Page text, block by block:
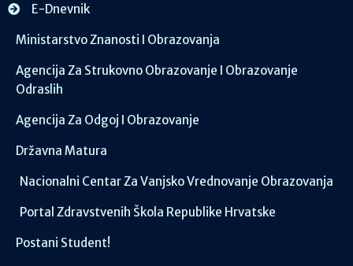
E-Dnevnik
Ministarstvo Znanosti I Obrazovanja
Agencija Za Strukovno Obrazovanje I Obrazovanje
Odraslih
Agencija Za Odgoj I Obrazovanje
Državna Matura
Nacionalni Centar Za Vanjsko Vrednovanje Obrazovanja
Portal Zdravstvenih Škola Republike Hrvatske
Postani Student!